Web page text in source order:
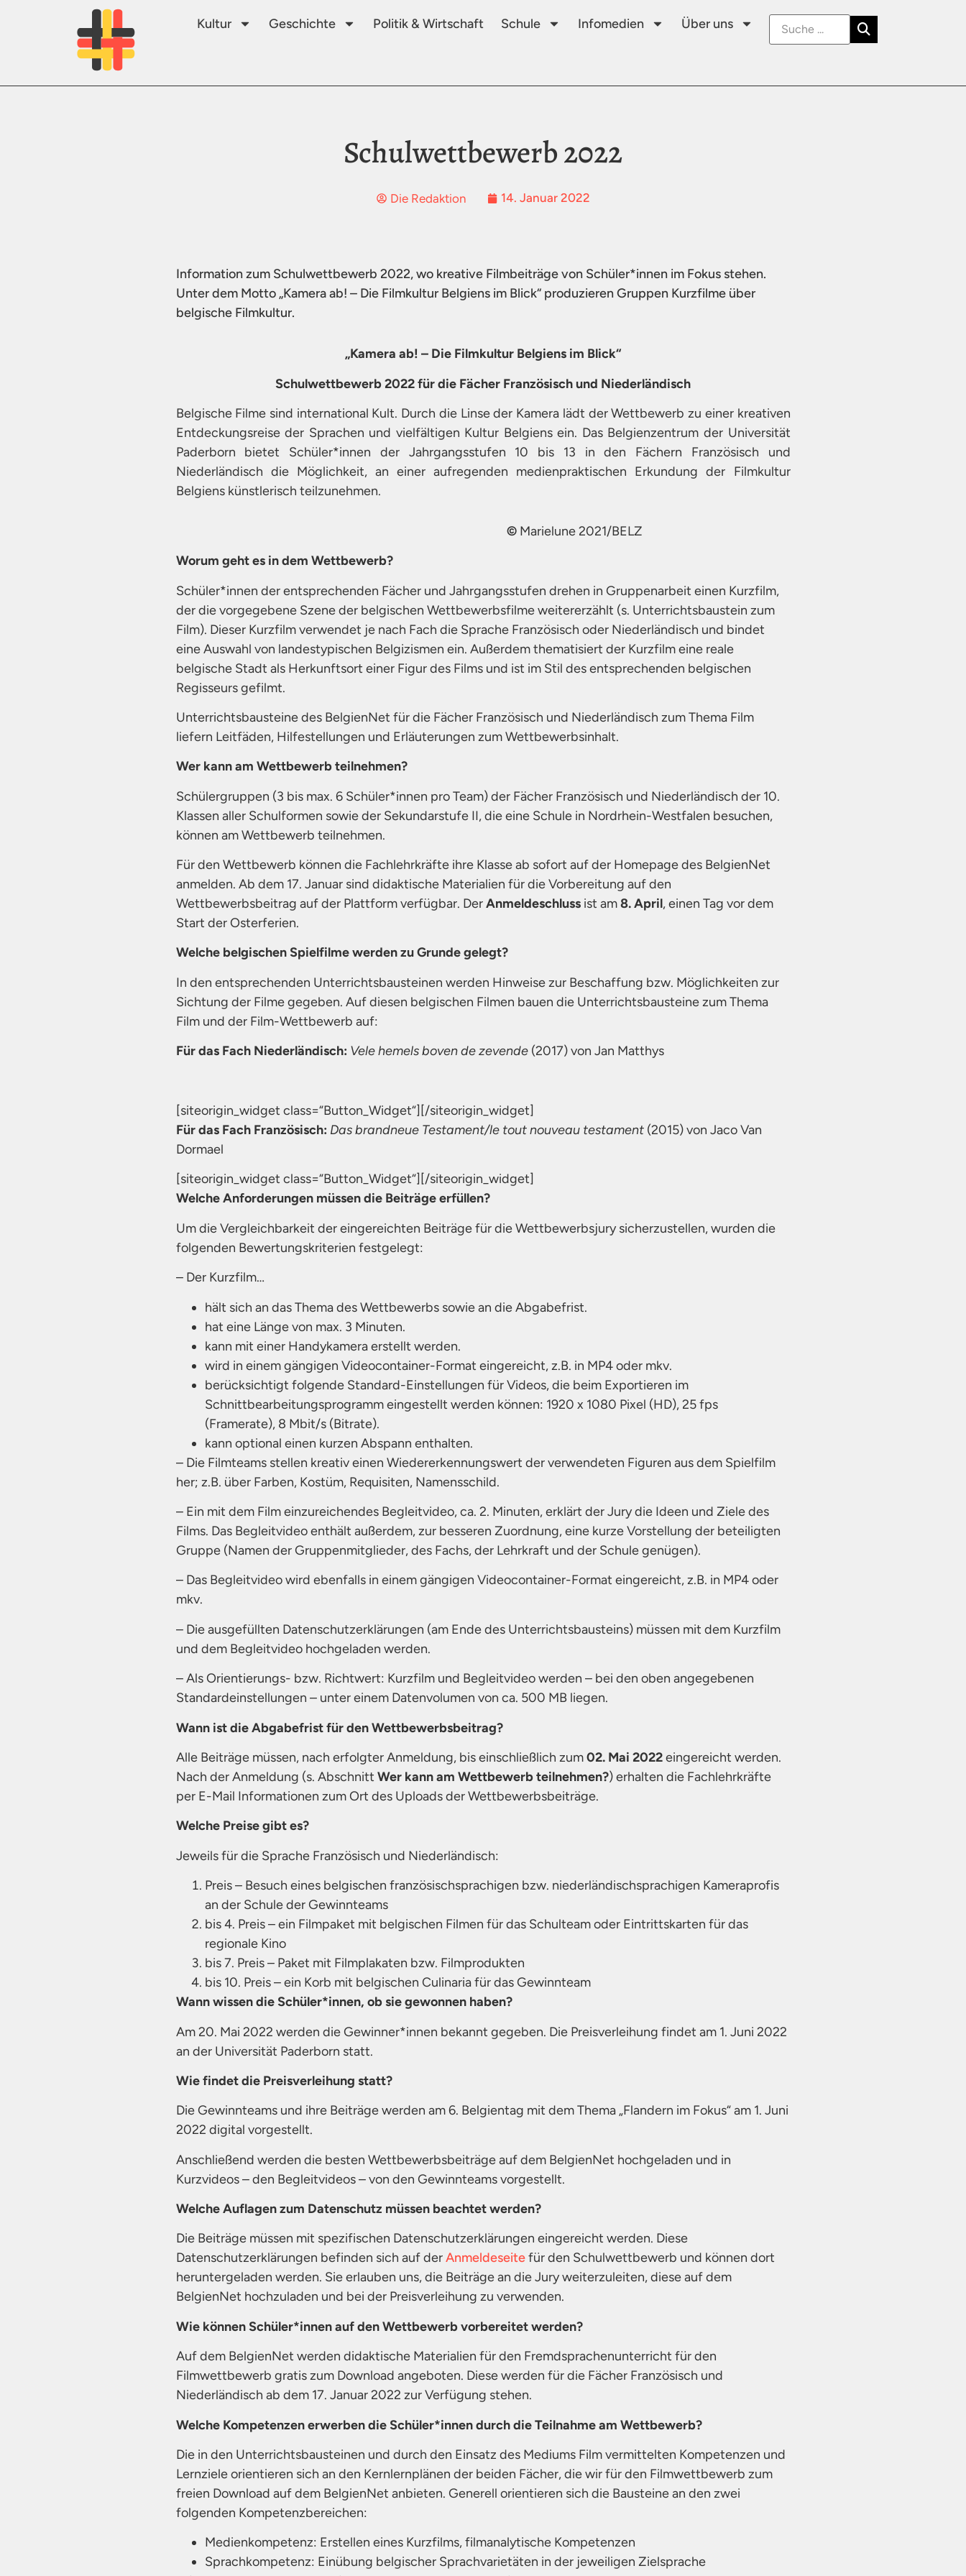
Kultur Geschichte Politik & Wirtschaft Schule Infomedien Über uns
Schulwettbewerb 2022
Die Redaktion 14. Januar 2022
Information zum Schulwettbewerb 2022, wo kreative Filmbeiträge von Schüler*innen im Fokus stehen.
Unter dem Motto „Kamera ab! – Die Filmkultur Belgiens im Blick“ produzieren Gruppen Kurzfilme über
belgische Filmkultur.
„Kamera ab! – Die Filmkultur Belgiens im Blick“
Schulwettbewerb 2022 für die Fächer Französisch und Niederländisch
Belgische Filme sind international Kult. Durch die Linse der Kamera lädt der Wettbewerb zu einer kreativen
Entdeckungsreise der Sprachen und vielfältigen Kultur Belgiens ein. Das Belgienzentrum der Universität
Paderborn bietet Schüler*innen der Jahrgangsstufen 10 bis 13 in den Fächern Französisch und
Niederländisch die Möglichkeit, an einer aufregenden medienpraktischen Erkundung der Filmkultur
Belgiens künstlerisch teilzunehmen.
© Marielune 2021/BELZ
Worum geht es in dem Wettbewerb?
Schüler*innen der entsprechenden Fächer und Jahrgangsstufen drehen in Gruppenarbeit einen Kurzfilm,
der die vorgegebene Szene der belgischen Wettbewerbsfilme weitererzählt (s. Unterrichtsbaustein zum
Film). Dieser Kurzfilm verwendet je nach Fach die Sprache Französisch oder Niederländisch und bindet
eine Auswahl von landestypischen Belgizismen ein. Außerdem thematisiert der Kurzfilm eine reale
belgische Stadt als Herkunftsort einer Figur des Films und ist im Stil des entsprechenden belgischen
Regisseurs gefilmt.
Unterrichtsbausteine des BelgienNet für die Fächer Französisch und Niederländisch zum Thema Film
liefern Leitfäden, Hilfestellungen und Erläuterungen zum Wettbewerbsinhalt.
Wer kann am Wettbewerb teilnehmen?
Schülergruppen (3 bis max. 6 Schüler*innen pro Team) der Fächer Französisch und Niederländisch der 10.
Klassen aller Schulformen sowie der Sekundarstufe II, die eine Schule in Nordrhein-Westfalen besuchen,
können am Wettbewerb teilnehmen.
Für den Wettbewerb können die Fachlehrkräfte ihre Klasse ab sofort auf der Homepage des BelgienNet
anmelden. Ab dem 17. Januar sind didaktische Materialien für die Vorbereitung auf den
Wettbewerbsbeitrag auf der Plattform verfügbar. DerAnmeldeschlussist am8. April, einen Tag vor dem
Start der Osterferien.
Welche belgischen Spielfilme werden zu Grunde gelegt?
In den entsprechenden Unterrichtsbausteinen werden Hinweise zur Beschaffung bzw. Möglichkeiten zur
Sichtung der Filme gegeben. Auf diesen belgischen Filmen bauen die Unterrichtsbausteine zum Thema
Film und der Film-Wettbewerb auf:
Für das Fach Niederländisch: Vele hemels boven de zevende(2017) von Jan Matthys
[siteorigin_widget class=“Button_Widget“] [/siteorigin_widget]
Für das Fach Französisch: Das brandneue Testament/le tout nouveau testament(2015) von Jaco Van
Dormael
[siteorigin_widget class=“Button_Widget“] [/siteorigin_widget]
Welche Anforderungen müssen die Beiträge erfüllen?
Um die Vergleichbarkeit der eingereichten Beiträge für die Wettbewerbsjury sicherzustellen, wurden die
folgenden Bewertungskriterien festgelegt:
– Der Kurzfilm…
hält sich an das Thema des Wettbewerbs sowie an die Abgabefrist.
hat eine Länge von max. 3 Minuten.
kann mit einer Handykamera erstellt werden.
wird in einem gängigen Videocontainer-Format eingereicht, z.B. in MP4 oder mkv.
berücksichtigt folgende Standard-Einstellungen für Videos, die beim Exportieren im
Schnittbearbeitungsprogramm eingestellt werden können: 1920 x 1080 Pixel (HD), 25 fps
(Framerate), 8 Mbit/s (Bitrate).
kann optional einen kurzen Abspann enthalten.
– Die Filmteams stellen kreativ einen Wiedererkennungswert der verwendeten Figuren aus dem Spielfilm
her; z.B. über Farben, Kostüm, Requisiten, Namensschild.
– Ein mit dem Film einzureichendes Begleitvideo, ca. 2. Minuten, erklärt der Jury die Ideen und Ziele des
Films. Das Begleitvideo enthält außerdem, zur besseren Zuordnung, eine kurze Vorstellung der beteiligten
Gruppe (Namen der Gruppenmitglieder, des Fachs, der Lehrkraft und der Schule genügen).
– Das Begleitvideo wird ebenfalls in einem gängigen Videocontainer-Format eingereicht, z.B. in MP4 oder
mkv.
– Die ausgefüllten Datenschutzerklärungen (am Ende des Unterrichtsbausteins) müssen mit dem Kurzfilm
und dem Begleitvideo hochgeladen werden.
– Als Orientierungs- bzw. Richtwert: Kurzfilm und Begleitvideo werden – bei den oben angegebenen
Standardeinstellungen – unter einem Datenvolumen von ca. 500 MB liegen.
Wann ist die Abgabefrist für den Wettbewerbsbeitrag?
Alle Beiträge müssen, nach erfolgter Anmeldung, bis einschließlich zum02. Mai 2022eingereicht werden.
Nach der Anmeldung (s. Abschnitt Wer kann am Wettbewerb teilnehmen?) erhalten die Fachlehrkräfte
per E-Mail Informationen zum Ort des Uploads der Wettbewerbsbeiträge.
Welche Preise gibt es?
Jeweils für die Sprache Französisch und Niederländisch:
Preis – Besuch eines belgischen französischsprachigen bzw. niederländischsprachigen Kameraprofis
an der Schule der Gewinnteams
bis 4. Preis – ein Filmpaket mit belgischen Filmen für das Schulteam oder Eintrittskarten für das
regionale Kino
bis 7. Preis – Paket mit Filmplakaten bzw. Filmprodukten
bis 10. Preis – ein Korb mit belgischen Culinaria für das Gewinnteam
Wann wissen die Schüler*innen, ob sie gewonnen haben?
Am 20. Mai 2022 werden die Gewinner*innen bekannt gegeben. Die Preisverleihung findet am 1. Juni 2022
an der Universität Paderborn statt.
Wie findet die Preisverleihung statt?
Die Gewinnteams und ihre Beiträge werden am 6. Belgientag mit dem Thema „Flandern im Fokus“ am 1. Juni
2022 digital vorgestellt.
Anschließend werden die besten Wettbewerbsbeiträge auf dem BelgienNet hochgeladen und in
Kurzvideos – den Begleitvideos – von den Gewinnteams vorgestellt.
Welche Auflagen zum Datenschutz müssen beachtet werden?
Die Beiträge müssen mit spezifischen Datenschutzerklärungen eingereicht werden. Diese
Datenschutzerklärungen befinden sich auf derAnmeldeseitefür den Schulwettbewerb und können dort
heruntergeladen werden. Sie erlauben uns, die Beiträge an die Jury weiterzuleiten, diese auf dem
BelgienNet hochzuladen und bei der Preisverleihung zu verwenden.
Wie können Schüler*innen auf den Wettbewerb vorbereitet werden?
Auf dem BelgienNet werden didaktische Materialien für den Fremdsprachenunterricht für den
Filmwettbewerb gratis zum Download angeboten. Diese werden für die Fächer Französisch und
Niederländisch ab dem 17. Januar 2022 zur Verfügung stehen.
Welche Kompetenzen erwerben die Schüler*innen durch die Teilnahme am Wettbewerb?
Die in den Unterrichtsbausteinen und durch den Einsatz des Mediums Film vermittelten Kompetenzen und
Lernziele orientieren sich an den Kernlernplänen der beiden Fächer, die wir für den Filmwettbewerb zum
freien Download auf dem BelgienNet anbieten. Generell orientieren sich die Bausteine an den zwei
folgenden Kompetenzbereichen:
Medienkompetenz: Erstellen eines Kurzfilms, filmanalytische Kompetenzen
Sprachkompetenz: Einübung belgischer Sprachvarietäten in der jeweiligen Zielsprache